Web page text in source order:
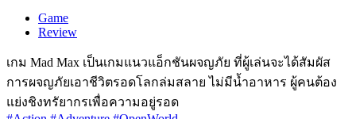
Game
Review
เกม Mad Max เป็นเกมแนวแอ็กชันผจญภัย ที่ผู้เล่นจะได้สัมผัส
การผจญภัยเอาชีวิตรอดโลกล่มสลาย ไม่มีน้ำอาหาร ผู้คนต้อง
แย่งชิงทรัยากรเพื่อความอยู่รอด